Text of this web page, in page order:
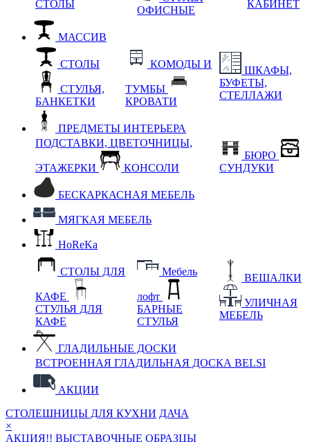
СТОЛЫ
ОФИСНЫЕ
КАБИНЕТ
МАССИВ
СТОЛЫ
СТУЛЬЯ,
БАНКЕТКИ
КОМОДЫ И
ТУМБЫ
КРОВАТИ
ШКАФЫ,
БУФЕТЫ,
СТЕЛЛАЖИ
ПРЕДМЕТЫ ИНТЕРЬЕРА
ПОДСТАВКИ, ЦВЕТОЧНИЦЫ,
ЭТАЖЕРКИ КОНСОЛИ
БЮРО
СУНДУКИ
БЕСКАРКАСНАЯ МЕБЕЛЬ
МЯГКАЯ МЕБЕЛЬ
HoReKa
СТОЛЫ ДЛЯ
КАФЕ
СТУЛЬЯ ДЛЯ
КАФЕ
Мебель
лофт
БАРНЫЕ
СТУЛЬЯ
ВЕШАЛКИ
УЛИЧНАЯ
МЕБЕЛЬ
ГЛАДИЛЬНЫЕ ДОСКИ
ВСТРОЕННАЯ ГЛАДИЛЬНАЯ ДОСКА BELSI
АКЦИИ
СТОЛЕШНИЦЫ ДЛЯ КУХНИ ДАЧА
×
АКЦИЯ!! ВЫСТАВОЧНЫЕ ОБРАЗЦЫ